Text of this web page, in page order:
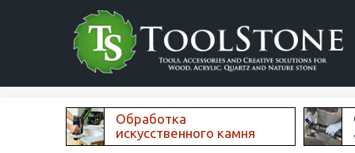
Обработка
искусственного камня